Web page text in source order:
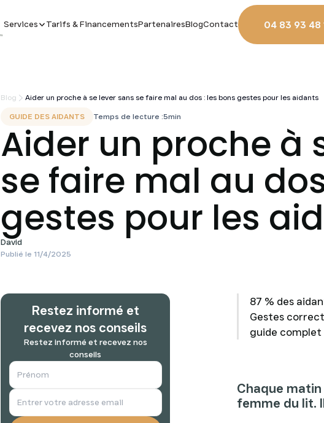
Services Tarifs & FinancementsPartenairesBlogContact 04 83 93 48
Blog Aider un proche à se lever sans se faire mal au dos : les bons gestes pour les aidants
GUIDE DES AIDANTS Temps de lecture :5min
Aider un proche à
se faire mal au
gestes pour les
David
Publié le 11/4/2025
Restez informé et
recevez nos conseils
Restez informé et recevez nos
conseils
87 % des
Gestes
guide complet
Chaque matin
femme du lit.